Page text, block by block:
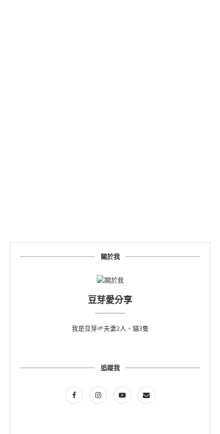
關於我
豆芽愛分享
我是豆芽🌱夫妻2人、貓3隻
追蹤我